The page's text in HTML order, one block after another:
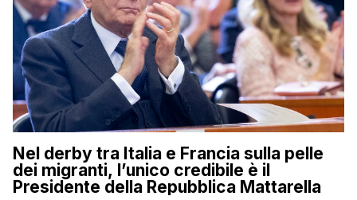
Nel derby tra Italia e Francia sulla pelle
dei migranti, l’unico credibile è il
Presidente della Repubblica Mattarella